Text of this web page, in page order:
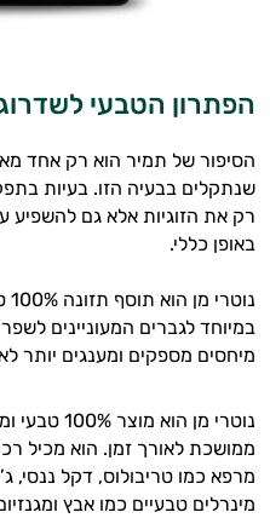
הפתרון הטבעי
הסיפור של תמיר הוא רק אחד
שנתקלים בבעיה הזו. בעיות
רק את הזוגיות אלא גם להשפיע
באופן כללי.
במיוחד לגברים המעוניינים
מיחסים מספקים ומענגים יותר
נוטרי מן
ממושכת לאורך זמן. הוא מכיל
מרפא כמו טריבולוס, דקל ננסי,
מינרלים טבעיים כמו אבץ